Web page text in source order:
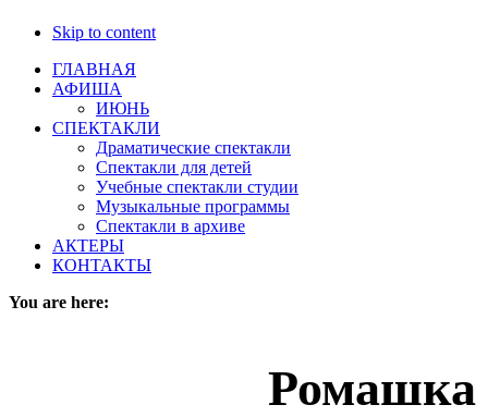
Skip to content
ГЛАВНАЯ
АФИША
ИЮНЬ
СПЕКТАКЛИ
Драматические спектакли
Спектакли для детей
Учебные спектакли студии
Музыкальные программы
Спектакли в архиве
АКТЕРЫ
КОНТАКТЫ
You are here:
Ромашка